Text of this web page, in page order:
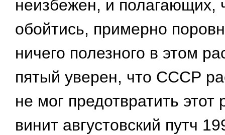
неизбежен, и полагающих,
обойтись, примерно
ничего полезного в этом
пятый уверен, что СССР
не мог предотвратить
винит августовский путч